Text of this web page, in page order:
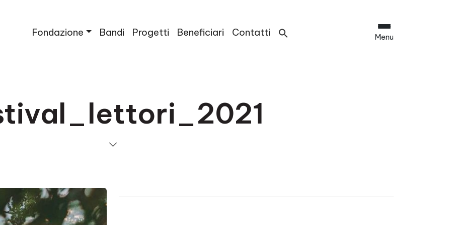
Fondazione Bandi Progetti Beneficiari Contatti Menu